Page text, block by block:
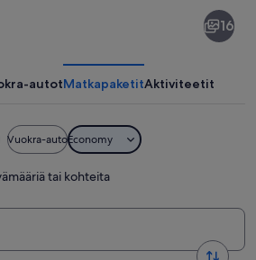
16
autotMatkapaketitAktiviteetit
Vuokra-autoEconomy
tai kohteita